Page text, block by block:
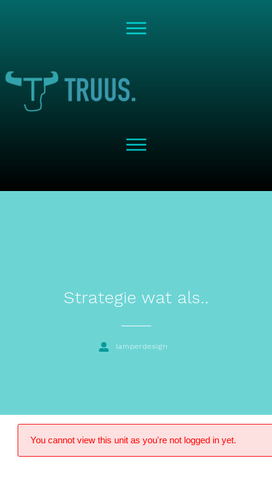
Strategie wat als..
lamperdesign
You cannot view this unit as you're not logged in yet.